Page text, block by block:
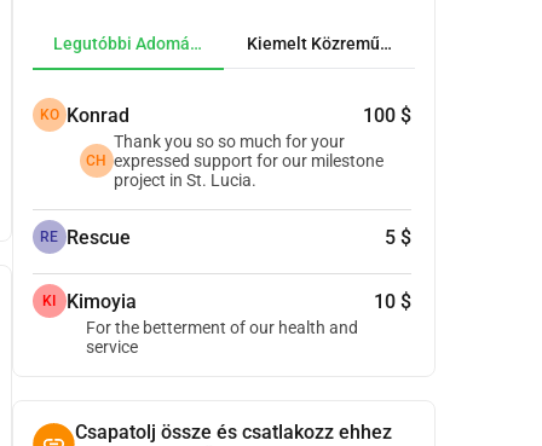
Legutóbbi Adományok Kiemelt Közreműködők
KO Konrad 100 $
CH
Thank you so so much for your
expressed support for our milestone
project in St. Lucia.
RE Rescue 5 $
KI Kimoyia 10 $
For the betterment of our health and
service
Csapatolj össze és csatlakozz ehhez